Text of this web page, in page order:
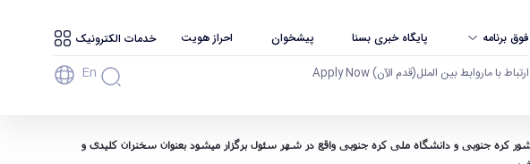
فوق برنامه پایگاه خبری بسنا پیشخوان احراز هویت خدمات الکترونیک
ارتباط با ماروابط بین الملل(قدم الآن) Apply Now En
- دانشگاه بوعلی سینا همدان
کره جنوبی و دانشگاه ملی کره جنوبی واقع در شهر سئول برگزار میشود بعنوان سخنران کلیدی و